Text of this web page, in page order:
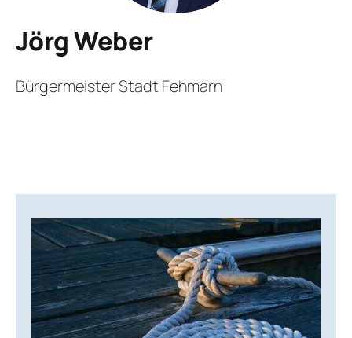
Jörg Weber
Bürgermeister Stadt Fehmarn